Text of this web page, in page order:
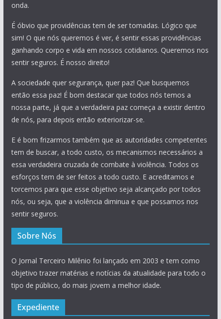
onda.
É óbvio que providências tem de ser tomadas. Lógico que
sim! O que nós queremos é ver, é sentir essas providências
ganhando corpo e vida em nossos cotidianos. Queremos nos
sentir seguros. É nosso direito!
A sociedade quer segurança, quer paz! Que busquemos
então essa paz! É bom destacar que todos nós temos a
nossa parte, já que a verdadeira paz começa a existir dentro
de nós, para depois então exteriorizar-se.
E é bom frizarmos também que as autoridades competentes
tem de buscar, a todo custo, os mecanismos necessários a
essa verdadeira cruzada de combate à violência. Todos os
esforços tem de ser feitos a todo custo. E acreditamos e
torcemos para que esse objetivo seja alcançado por todos
nós, ou seja, que a violência diminua e que possamos nos
sentir seguros.
Sobre Nós
O Jornal Terceiro Milênio foi lançado em 2003 e tem como
objetivo trazer matérias e notícias da atualidade para todo o
tipo de público, do mais jovem a melhor idade.
Expediente